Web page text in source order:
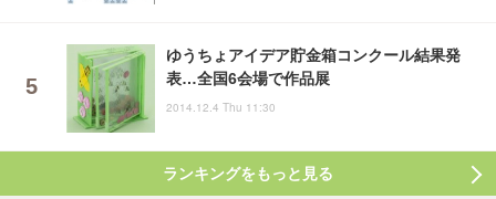
ゆうちょアイデア貯金箱コンクール結果発
表…全国6会場で作品展
2014.12.4 Thu 11:30
ランキングをもっと見る